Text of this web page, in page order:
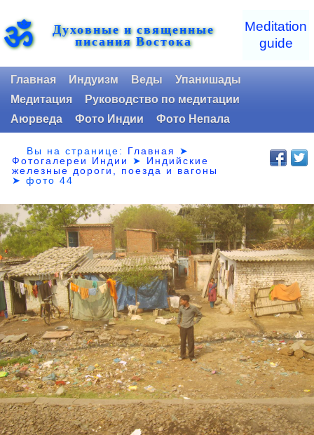
ॐ Духовные и священные
писания Востока
Meditation
guide
Главная Индуизм Веды
Упанишады
Медитация
Руководство по медитации
Аюрведа
Фото Индии Фото Непала
Вы на странице: Главная
➤
Фотогалереи Индии
➤ Индийские
железные дороги, поезда и вагоны
➤фото 44